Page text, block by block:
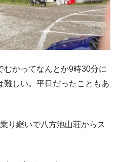
かってなんとか9時30分に
しい。平日だったこともあ
り継いで八方池山荘からス